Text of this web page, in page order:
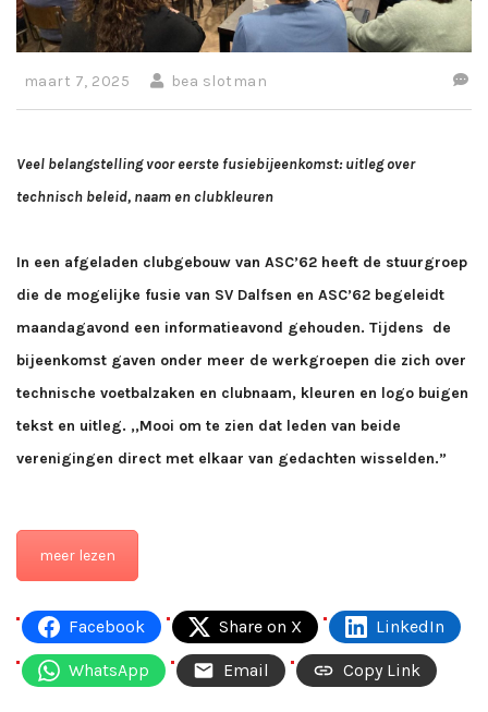
maart 7, 2025 bea slotman
Veel belangstelling voor eerste fusiebijeenkomst: uitleg over
technisch beleid, naam en clubkleuren
In een afgeladen clubgebouw van ASC’62 heeft de stuurgroep
die de mogelijke fusie van SV Dalfsen en ASC’62 begeleidt
maandagavond een informatieavond gehouden. Tijdens de
bijeenkomst gaven onder meer de werkgroepen die zich over
technische voetbalzaken en clubnaam, kleuren en logo buigen
tekst en uitleg. ,,Mooi om te zien dat leden van beide
verenigingen direct met elkaar van gedachten wisselden.”
meer lezen
Facebook Share on X LinkedIn
WhatsApp Email Copy Link